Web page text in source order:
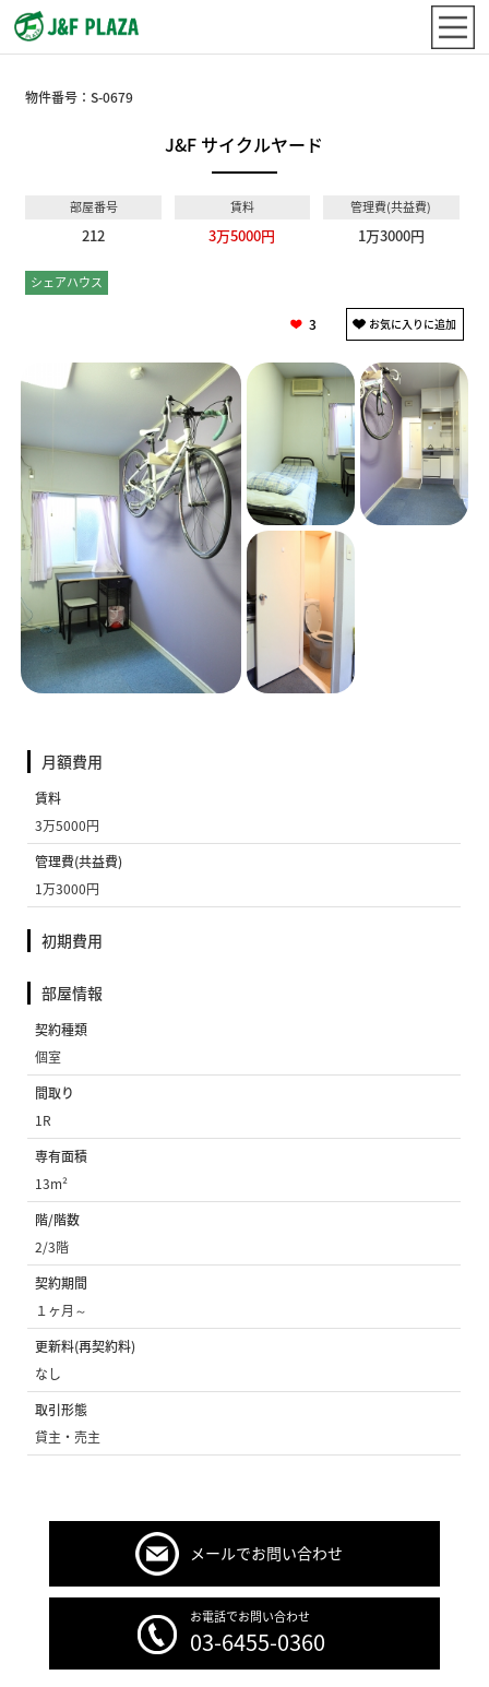
物件番号：S-0679
J&F サイクルヤード
部屋番号
212
賃料
3万5000円
管理費(共益費)
1万3000円
シェアハウス
3
月額費用
賃料
3万5000円
管理費(共益費)
1万3000円
初期費用
部屋情報
契約種類
個室
間取り
1R
専有面積
13m²
階/階数
2/3階
契約期間
１ヶ月～
更新料(再契約料)
なし
取引形態
貸主・売主
メールでお問い合わせ
お電話でお問い合わせ
03-6455-0360